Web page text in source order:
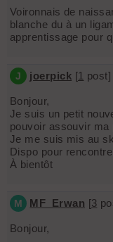
Voironnais de
blanche du à un
apprentissage pour
J joerpick [1
Bonjour,
Je suis un petit
pouvoir assouvir ma
Je me suis mis au
Dispo pour
À bientôt
M MF_Erwan [3
Bonjour,